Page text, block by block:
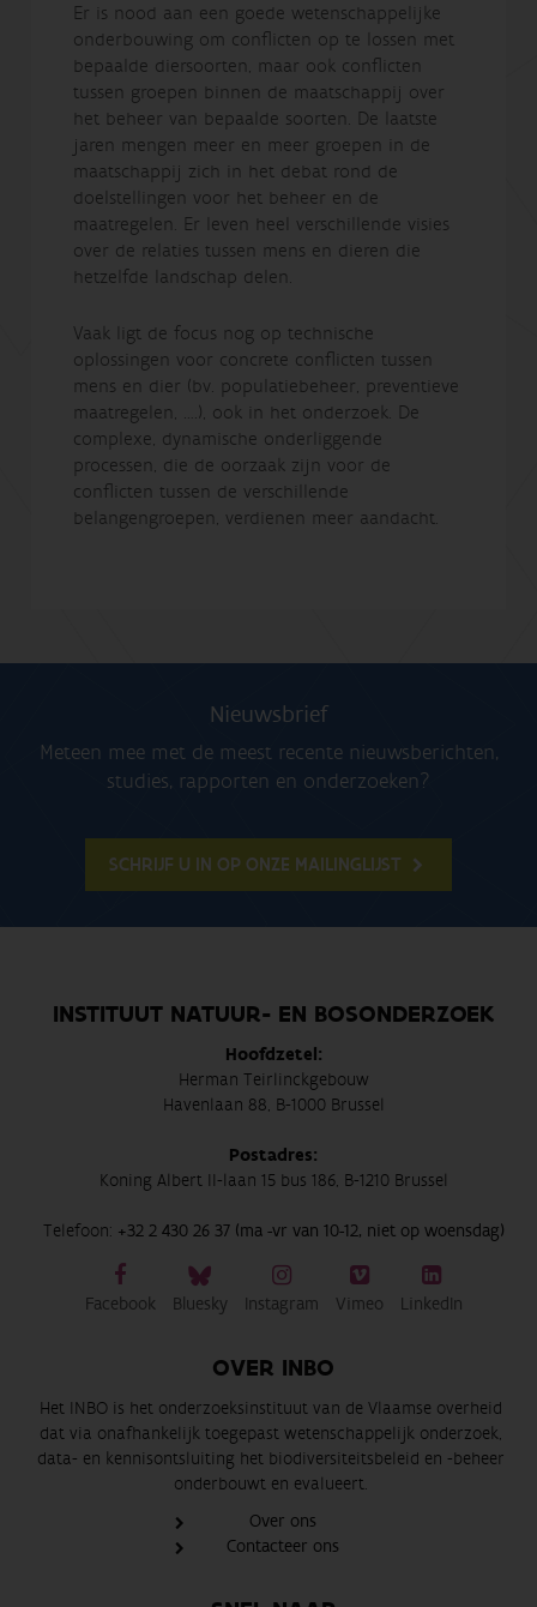
Er is nood aan een goede wetenschappelijke
onderbouwing om conflicten op te lossen met
bepaalde diersoorten, maar ook conflicten
tussen groepen binnen de maatschappij over
het beheer van bepaalde soorten. De laatste
jaren mengen meer en meer groepen in de
maatschappij zich in het debat rond de
doelstellingen voor het beheer en de
maatregelen. Er leven heel verschillende visies
over de relaties tussen mens en dieren die
hetzelfde landschap delen.
Vaak ligt de focus nog op technische
oplossingen voor concrete conflicten tussen
mens en dier (bv. populatiebeheer, preventieve
maatregelen, ….), ook in het onderzoek. De
complexe, dynamische onderliggende
processen, die de oorzaak zijn voor de
conflicten tussen de verschillende
belangengroepen, verdienen meer aandacht.
Nieuwsbrief
Meteen mee met de meest recente nieuwsberichten,
studies, rapporten en onderzoeken?
SCHRIJF U IN OP ONZE MAILINGLIJST
INSTITUUT NATUUR- EN BOSONDERZOEK
Hoofdzetel:
Herman Teirlinckgebouw
Havenlaan 88, B-1000 Brussel
Postadres:
Koning Albert II-laan 15 bus 186, B-1210 Brussel
Telefoon: +32 2 430 26 37 (ma -vr van 10-12, niet op woensdag)
Facebook Bluesky Instagram Vimeo LinkedIn
OVER INBO
Het INBO is het onderzoeksinstituut van de Vlaamse overheid
dat via onafhankelijk toegepast wetenschappelijk onderzoek,
data- en kennisontsluiting het biodiversiteitsbeleid en -beheer
onderbouwt en evalueert.
Over ons
Contacteer ons